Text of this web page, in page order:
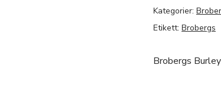
Kategorier:
Etikett: Brobergs
Brobergs